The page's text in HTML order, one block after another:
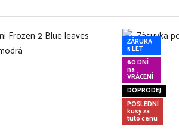
ZÁRUKA
5 LET
60 DNÍ
na
VRÁCENÍ
DOPRODEJ
POSLEDNÍ
kusy za
tuto cenu